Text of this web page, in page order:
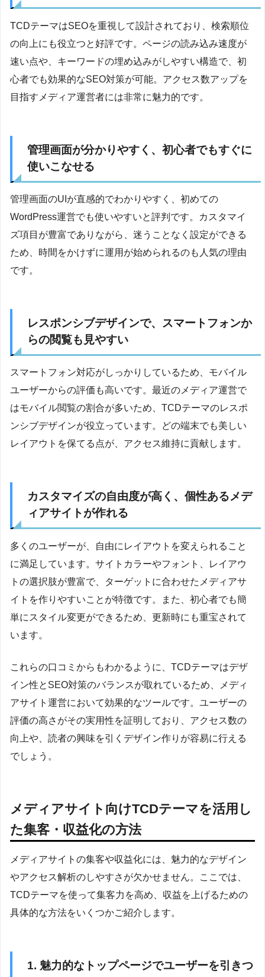
TCDテーマはSEOを重視して設計されており、検索順位
の向上にも役立つと好評です。ページの読み込み速度が
速い点や、キーワードの埋め込みがしやすい構造で、初
心者でも効果的なSEO対策が可能。アクセス数アップを
目指すメディア運営者には非常に魅力的です。
管理画面が分かりやすく、初心者でもすぐに
使いこなせる
管理画面のUIが直感的でわかりやすく、初めての
WordPress運営でも使いやすいと評判です。カスタマイ
ズ項目が豊富でありながら、迷うことなく設定ができる
ため、時間をかけずに運用が始められるのも人気の理由
です。
レスポンシブデザインで、スマートフォンか
らの閲覧も見やすい
スマートフォン対応がしっかりしているため、モバイル
ユーザーからの評価も高いです。最近のメディア運営で
はモバイル閲覧の割合が多いため、TCDテーマのレスポ
ンシブデザインが役立っています。どの端末でも美しい
レイアウトを保てる点が、アクセス維持に貢献します。
カスタマイズの自由度が高く、個性あるメデ
ィアサイトが作れる
多くのユーザーが、自由にレイアウトを変えられること
に満足しています。サイトカラーやフォント、レイアウ
トの選択肢が豊富で、ターゲットに合わせたメディアサ
イトを作りやすいことが特徴です。また、初心者でも簡
単にスタイル変更ができるため、更新時にも重宝されて
います。
これらの口コミからもわかるように、TCDテーマはデザ
イン性とSEO対策のバランスが取れているため、メディ
アサイト運営において効果的なツールです。ユーザーの
評価の高さがその実用性を証明しており、アクセス数の
向上や、読者の興味を引くデザイン作りが容易に行える
でしょう。
メディアサイト向けTCDテーマを活用し
た集客・収益化の方法
メディアサイトの集客や収益化には、魅力的なデザイン
やアクセス解析のしやすさが欠かせません。ここでは、
TCDテーマを使って集客力を高め、収益を上げるための
具体的な方法をいくつかご紹介します。
1. 魅力的なトップページでユーザーを引きつ